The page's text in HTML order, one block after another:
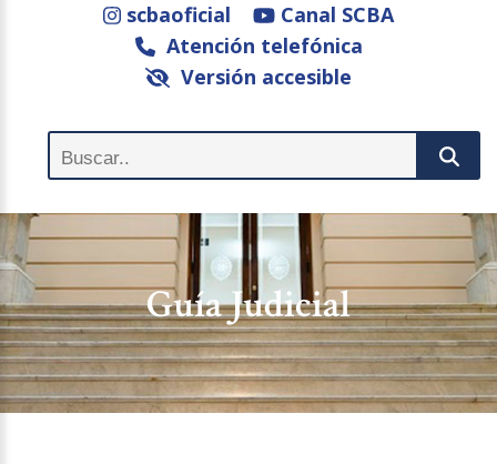
scbaoficial
Canal SCBA
Atención telefónica
Versión accesible
Guía Judicial